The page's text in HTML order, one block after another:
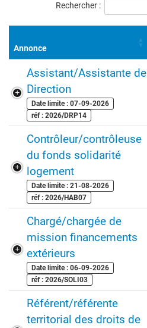
offres
Rechercher :
Annonce
Assistant/Assistante de
Direction
Date limite : 07-09-2026
réf : 2026/DRP14
Contrôleur/contrôleuse
du fonds solidarité
logement
Date limite : 21-08-2026
réf : 2026/HAB07
Chargé/chargée de
mission financements
extérieurs
Date limite : 06-09-2026
réf : 2026/SOLI03
Référent/référente
territorial des droits de